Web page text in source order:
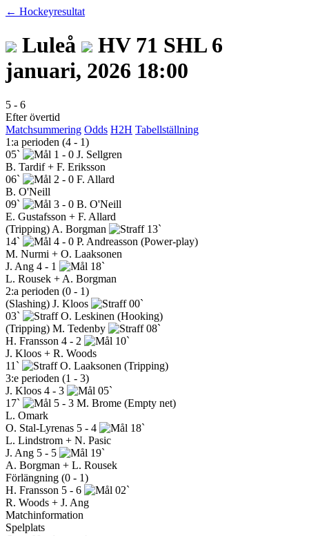
← Hockeyresultat
Luleå HV 71 SHL 6
januari, 2026 18:00
5 - 6
Efter övertid
Matchsummering Odds H2H Tabellställning
1:a perioden (4 - 1)
05`
1 - 0 J. Sellgren
B. Tardif + F. Eriksson
06`
2 - 0 F. Allard
B. O'Neill
09`
3 - 0 B. O'Neill
E. Gustafsson + F. Allard
(Tripping) A. Borgman
13`
14`
4 - 0 P. Andreasson (Power-play)
M. Nurmi + O. Laaksonen
J. Ang 4 - 1
18`
L. Rousek + A. Borgman
2:a perioden (0 - 1)
(Slashing) J. Kloos
00`
03`
O. Leskinen (Hooking)
(Tripping) M. Tedenby
08`
H. Fransson 4 - 2
10`
J. Kloos + R. Woods
11`
O. Laaksonen (Tripping)
3:e perioden (1 - 3)
J. Kloos 4 - 3
05`
17`
5 - 3 M. Brome (Empty net)
L. Omark
O. Stal-Lyrenas 5 - 4
18`
L. Lindstrom + N. Pasic
J. Ang 5 - 5
19`
A. Borgman + L. Rousek
Förlängning (0 - 1)
H. Fransson 5 - 6
02`
R. Woods + J. Ang
Matchinformation
Spelplats